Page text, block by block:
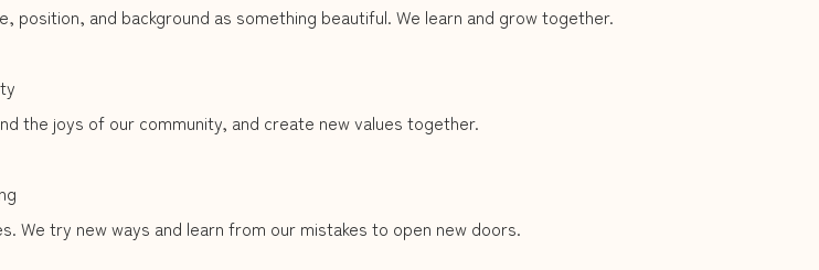
position, and background as something beautiful. We learn and grow together.
the joys of our community, and create new values together.
We try new ways and learn from our mistakes to open new doors.